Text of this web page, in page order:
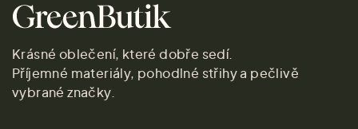
Krásné oblečení, které dobře sedí.
Příjemné materiály, pohodlné střihy a pečlivě
vybrané značky.